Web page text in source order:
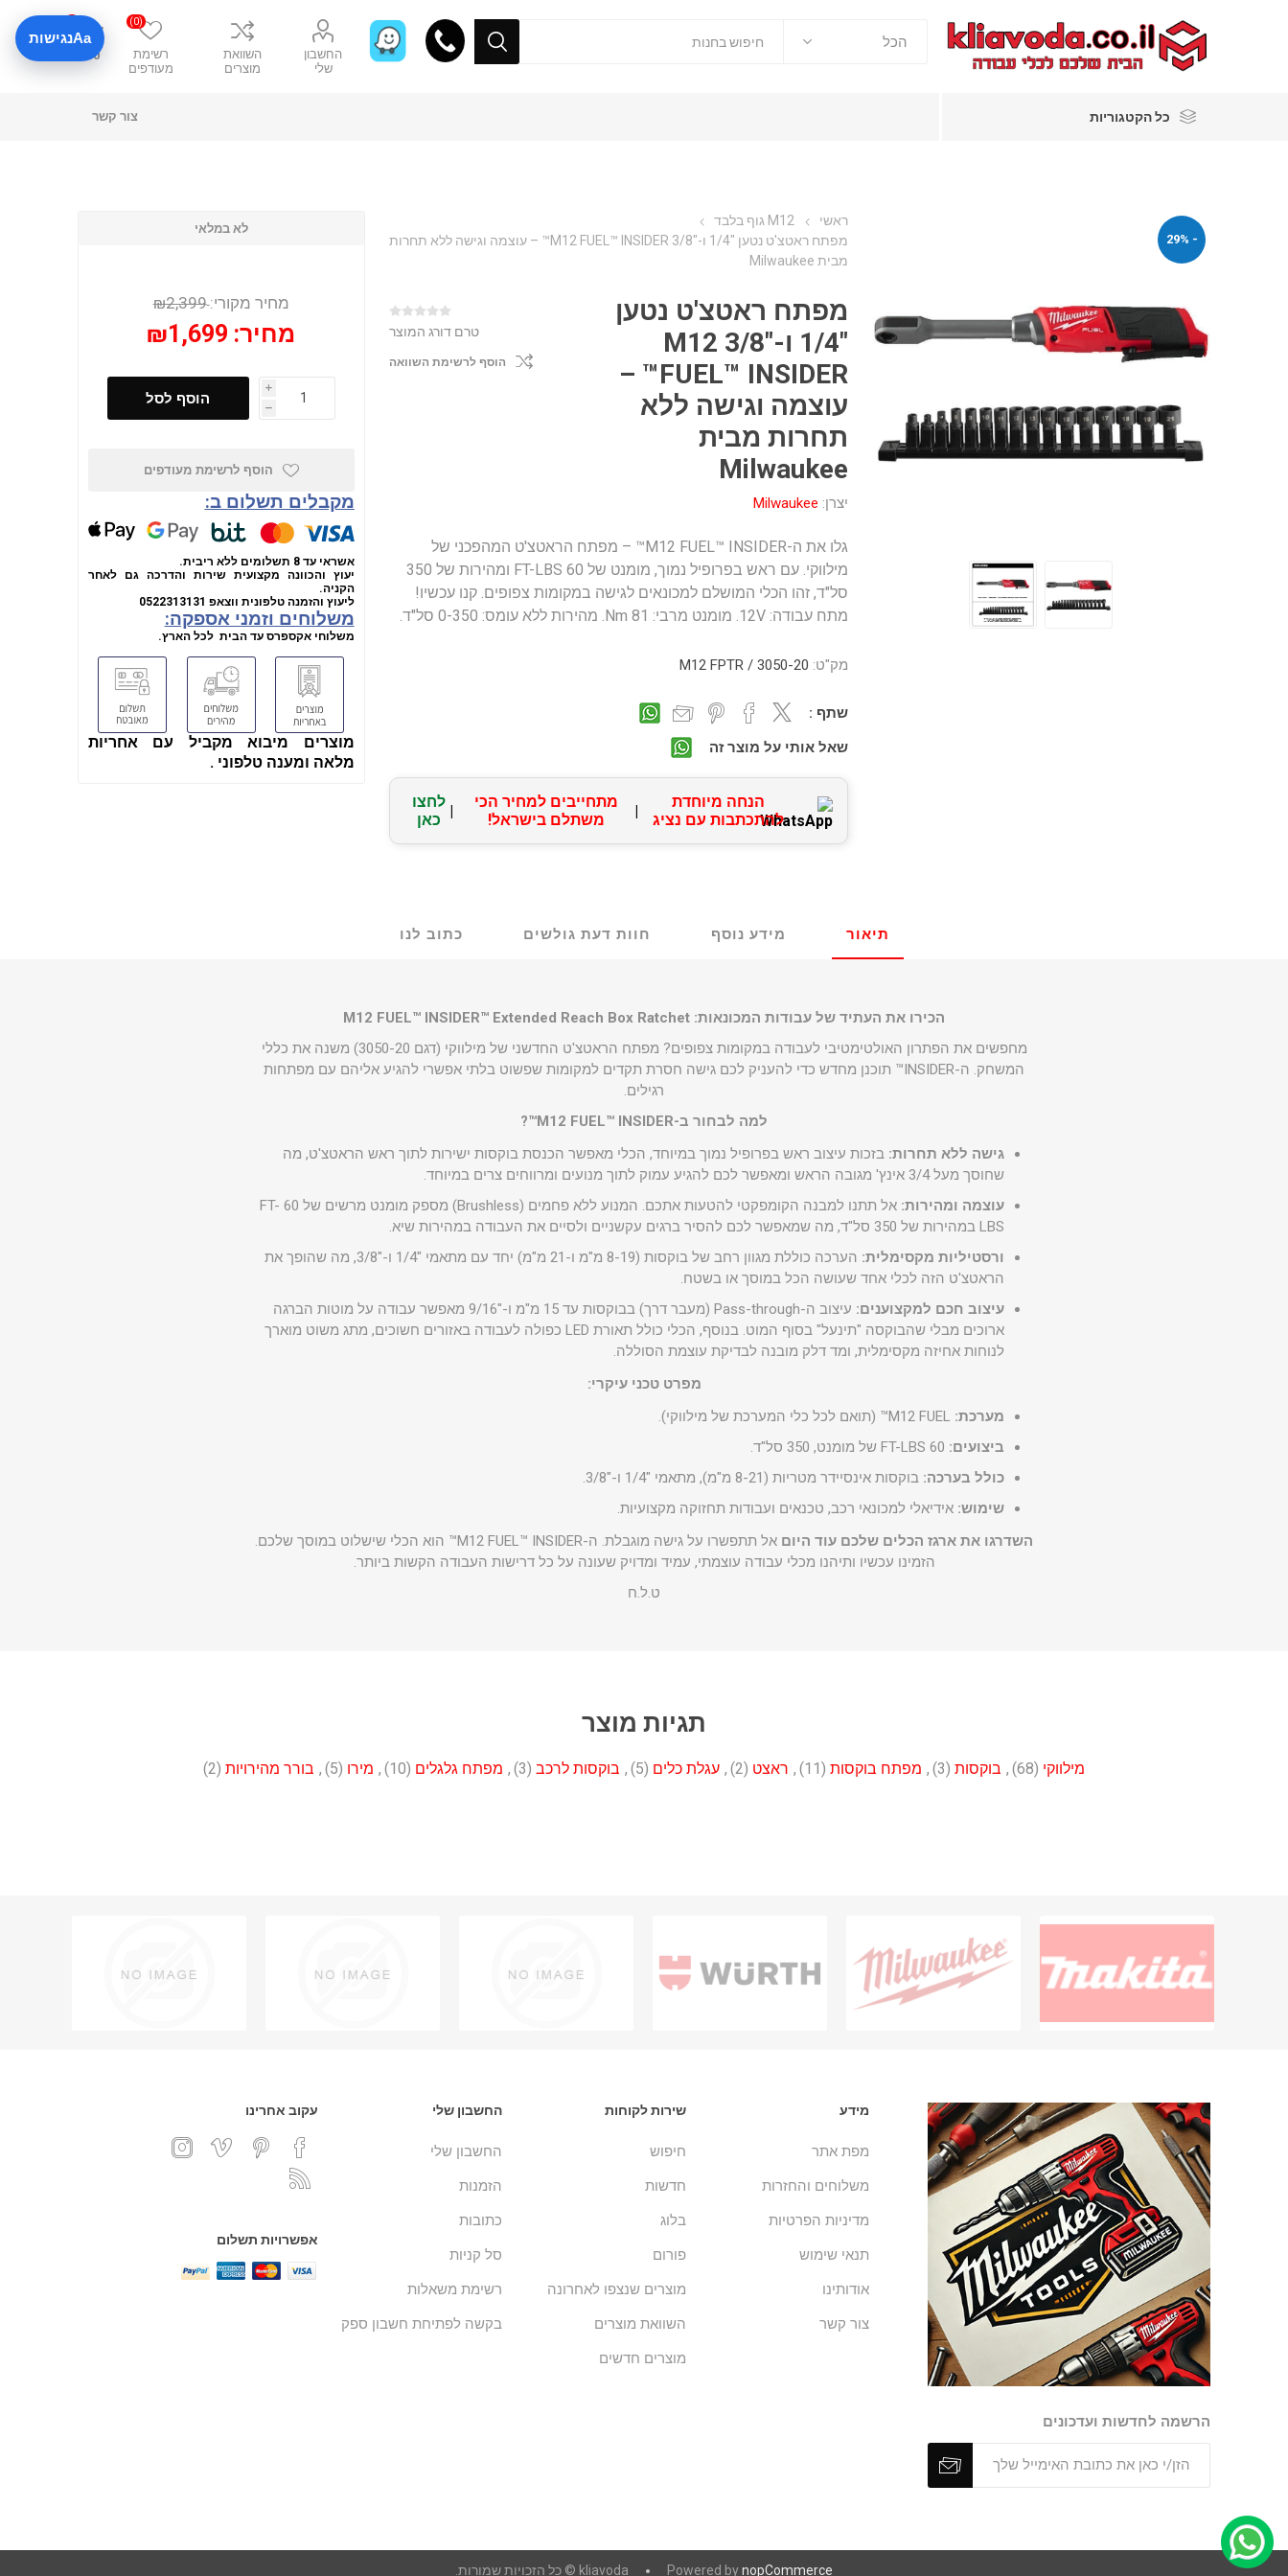
החשבון
שלי
השוואת
מוצרים
רשימת
מעודפים
(0)
₪0
כל הקטגוריות צור קשר
- 29%
ראשי
M12 גוף בלבד
מפתח ראטצ'ט נטען "1/4 ו-"3/8 M12 FUEL™ INSIDER™ – עוצמה וגישה ללא תחרות
מבית Milwaukee
מפתח ראטצ'ט נטען
"1/4 ו-"3/8 M12
FUEL™ INSIDER™ –
עוצמה וגישה ללא
תחרות מבית
Milwaukee
יצרן: Milwaukee
טרם דורג המוצר
הוסף לרשימת השוואה
גלו את ה-M12 FUEL™ INSIDER™ – מפתח הראטצ'ט המהפכני של
מילווקי. עם ראש בפרופיל נמוך, מומנט של 60 FT-LBS ומהירות של 350
סל"ד, זהו הכלי המושלם למכונאים לגישה במקומות צפופים. קנו עכשיו!
מתח עבודה: 12V. מומנט מרבי: 81 Nm. מהירות ללא עומס: 0-350 סל"ד.
מק"ט: 3050-20 / M12 FPTR
שתף :
שאל אותי על מוצר זה
הנחה מיוחדת
להתכתבות עם נציג
|
מתחייבים למחיר הכי
משתלם בישראל!
| לחצו
כאן
לא במלאי
מחיר מקורי:₪2,399
מחיר: ₪1,699
i
h
הוסף לסל
הוסף לרשימת מעודפים
מקבלים תשלום ב:
אשראי עד 8 תשלומים ללא ריבית.
יעוץ והכוונה מקצועית שירות והדרכה גם לאחר
הקניה.
ליעוץ והזמנה טלפונית ווצאפ 0522313131
משלוחים וזמני אספקה:
משלוחי אקספרס עד הבית לכל הארץ.
מוצרים מיבוא מקביל עם אחריות
מלאה ומענה טלפוני .
תיאור מידע נוסף חוות דעת גולשים כתוב לנו
הכירו את העתיד של עבודות המכונאות: M12 FUEL™ INSIDER™ Extended Reach Box Ratchet
מחפשים את הפתרון האולטימטיבי לעבודה במקומות צפופים? מפתח הראטצ'ט החדשני של מילווקי (דגם 3050-20) משנה את כללי
המשחק. ה-INSIDER™ תוכנן מחדש כדי להעניק לכם גישה חסרת תקדים למקומות שפשוט בלתי אפשרי להגיע אליהם עם מפתחות
רגילים.
למה לבחור ב-M12 FUEL™ INSIDER™?
גישה ללא תחרות: בזכות עיצוב ראש בפרופיל נמוך במיוחד, הכלי מאפשר הכנסת בוקסות ישירות לתוך ראש הראטצ'ט, מה
שחוסך מעל 3/4 אינץ' מגובה הראש ומאפשר לכם להגיע עמוק לתוך מנועים ומרווחים צרים במיוחד.
עוצמה ומהירות:
אל תתנו למבנה הקומפקטי להטעות אתכם. המנוע ללא פחמים (Brushless) מספק מומנט מרשים של 60 FT-
LBS במהירות של 350 סל"ד, מה שמאפשר לכם להסיר ברגים עקשניים ולסיים את העבודה במהירות שיא.
ורסטיליות מקסימלית:
הערכה כוללת מגוון רחב של בוקסות (8-19 מ"מ ו-21 מ"מ) יחד עם מתאמי "1/4 ו-"3/8, מה שהופך את
הראטצ'ט הזה לכלי אחד שעושה הכל במוסך או בשטח.
עיצוב חכם למקצוענים:
עיצוב ה-Pass-through (מעבר דרך) בבוקסות עד 15 מ"מ ו-"9/16 מאפשר עבודה על מוטות הברגה
ארוכים מבלי שהבוקסה "תינעל" בסוף המוט. בנוסף, הכלי כולל תאורת LED כפולה לעבודה באזורים חשוכים, מתג משוט מוארך
לנוחות אחיזה מקסימלית, ומד דלק מובנה לבדיקת עוצמת הסוללה.
מפרט טכני עיקרי:
מערכת:
ביצועים:
כולל בערכה: בוקסות אינסיידר מטריות (8-21 מ"מ), מתאמי "1/4 ו-"3/8.
שימוש: אידיאלי למכונאי רכב, טכנאים ועבודות תחזוקה מקצועיות.
השדרגו את ארגז הכלים שלכם עוד היום
אל תתפשרו על גישה מוגבלת. ה-M12 FUEL™ INSIDER™ הוא הכלי שישלוט במוסך שלכם.
הזמינו עכשיו ותיהנו מכלי עבודה עוצמתי, עמיד ומדויק שעונה על כל דרישות העבודה הקשות ביותר.
ט.ל.ח
תגיות מוצר
מילווקי (68)
, בוקסות (3)
, מפתח בוקסות (11)
, ראצט (2)
, עגלת כלים (5)
, בוקסות לרכב (3)
, מפתח גלגלים (10)
, מירו (5)
, בורר מהירויות (2)
הרשמה לחדשות ועדכונים
מידע
מפת אתר
משלוחים והחזרות
מדיניות הפרטיות
תנאי שימוש
אודותינו
צור קשר
שירות לקוחות
חיפוש
חדשות
בלוג
פורום
מוצרים שנצפו לאחרונה
השוואת מוצרים
מוצרים חדשים
החשבון שלי
החשבון שלי
הזמנות
כתובות
סל קניות
רשימת משאלות
בקשה לפתיחת חשבון ספק
עקוב אחרינו
אפשרויות תשלום
Powered bynopCommerce
Aaנגישות